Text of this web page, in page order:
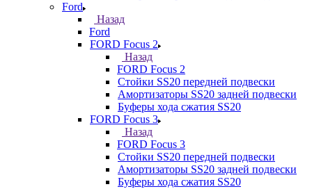
Ford
Назад
Ford
FORD Focus 2
Назад
FORD Focus 2
Стойки SS20 передней подвески
Амортизаторы SS20 задней подвески
Буферы хода сжатия SS20
FORD Focus 3
Назад
FORD Focus 3
Стойки SS20 передней подвески
Амортизаторы SS20 задней подвески
Буферы хода сжатия SS20